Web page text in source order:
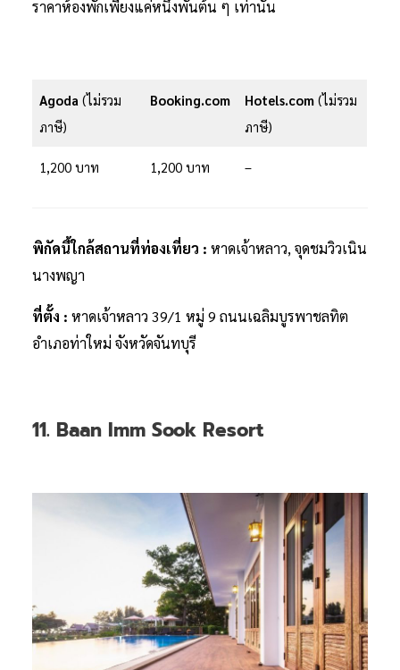
ราคาห้องพักเพียงแค่หนึ่งพันต้น ๆ เท่านั้น
Agoda (ไม่รวม
ภาษี)
Booking.com Hotels.com (ไม่รวม
ภาษี)
1,200 บาท 1,200 บาท –
พิกัดนี้ใกล้สถานที่ท่องเที่ยว : หาดเจ้าหลาว, จุดชมวิวเนิน
นางพญา
ที่ตั้ง : หาดเจ้าหลาว 39/1 หมู่ 9 ถนนเฉลิมบูรพาชลทิต
อำเภอท่าใหม่ จังหวัดจันทบุรี
11. Baan Imm Sook Resort